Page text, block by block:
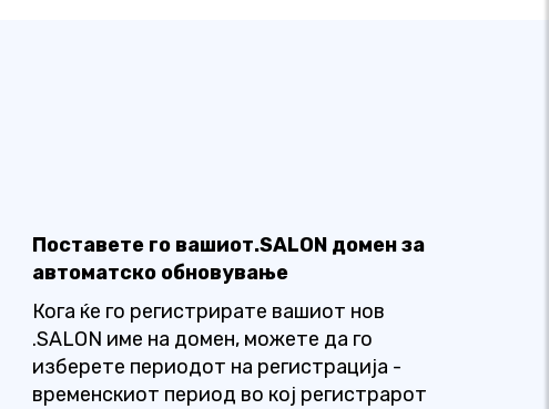
Поставете го вашиот.SALON домен за
автоматско обновување
Кога ќе го регистрирате вашиот нов
.SALON име на домен, можете да го
изберете периодот на регистрација -
временскиот период во кој регистрарот